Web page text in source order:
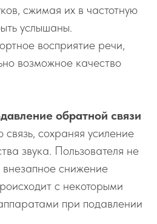
сжимая их в частотную
услышаны.
восприятие речи,
возможное качество
обратной связи
сохраняя усиление
звука. Пользователя не
внезапное снижение
с некоторыми
при подавлении